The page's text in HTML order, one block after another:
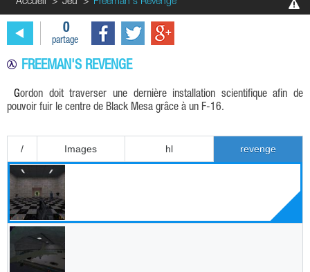
Accueil Jeu Freeman's Revenge
0
partage
FREEMAN'S REVENGE
Gordon doit traverser une dernière installation scientifique afin de
pouvoir fuir le centre de Black Mesa grâce à un F-16.